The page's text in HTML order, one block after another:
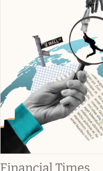
Financial Times